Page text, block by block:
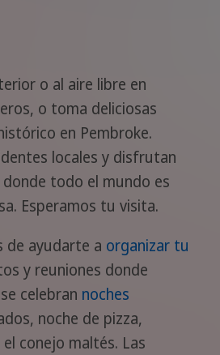
o al aire libre en
o toma deliciosas
en Pembroke.
locales y disfrutan
todo el mundo es
Esperamos tu visita.
de ayudarte a organizar tu
y reuniones donde
celebran noches
noche de pizza,
conejo maltés. Las